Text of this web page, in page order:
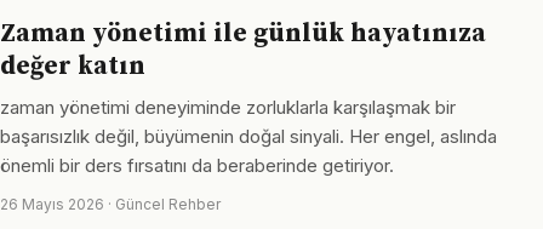
Zaman yönetimi ile günlük hayatınıza
değer katın
zaman yönetimi deneyiminde zorluklarla karşılaşmak bir
başarısızlık değil, büyümenin doğal sinyali. Her engel, aslında
önemli bir ders fırsatını da beraberinde getiriyor.
26 Mayıs 2026 · Güncel Rehber